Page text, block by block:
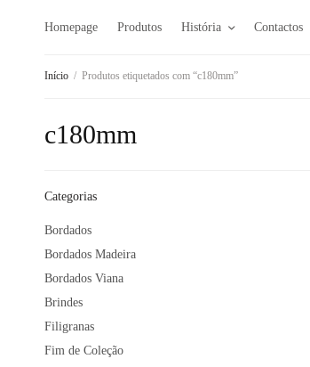
Homepage Produtos História Contactos
Início / Produtos etiquetados com “c180mm”
c180mm
Categorias
Bordados
Bordados Madeira
Bordados Viana
Brindes
Filigranas
Fim de Coleção